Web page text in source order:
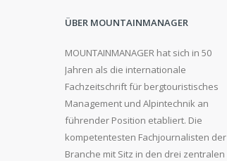
ÜBER MOUNTAINMANAGER
MOUNTAINMANAGER hat sich in 50
Jahren als die internationale
Fachzeitschrift für bergtouristisches
Management und Alpintechnik an
führender Position etabliert. Die
kompetentesten Fachjournalisten der
Branche mit Sitz in den drei zentralen